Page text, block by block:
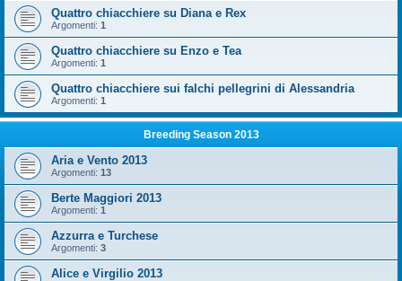
Quattro chiacchiere su Diana e Rex
Argomenti: 1
Quattro chiacchiere su Enzo e Tea
Argomenti: 1
Quattro chiacchiere sui falchi pellegrini di Alessandria
Argomenti: 1
Breeding Season 2013
Aria e Vento 2013
Argomenti: 13
Berte Maggiori 2013
Argomenti: 1
Azzurra e Turchese
Argomenti: 3
Alice e Virgilio 2013